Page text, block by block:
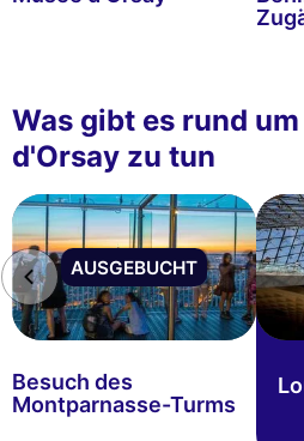
Was gibt es rund
d'Orsay zu tun
AUSGEBUCHT
Besuch des
Montparnasse-Turms